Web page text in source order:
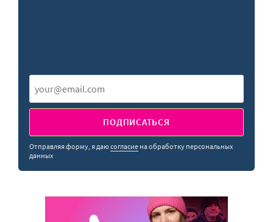
ПОДПИСАТЬСЯ
Отправляя форму, я даюсогласие на обработку персональных
данных